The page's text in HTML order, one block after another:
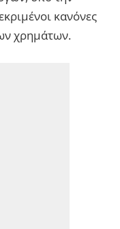
κανόνες
χρημάτων.